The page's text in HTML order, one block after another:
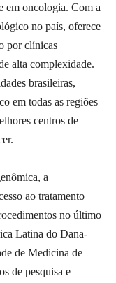
em oncologia. Com a
no país, oferece
por clínicas
alta complexidade.
brasileiras,
em todas as regiões
centros de
a
ao tratamento
no último
Latina do Dana-
de Medicina de
de pesquisa e